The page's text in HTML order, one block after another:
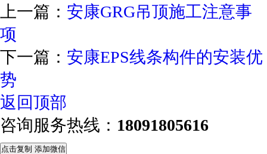
上一篇： 安康GRG吊顶施工注意事
项
下一篇： 安康EPS线条构件的安装优
势
返回顶部
咨询服务热线： 18091805616
点击复制 添加微信